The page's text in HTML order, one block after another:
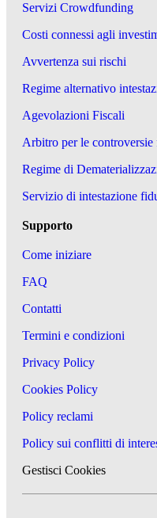
Servizi Crowdfunding
Costi connessi agli
Avvertenza sui rischi
Regime alternativo
Agevolazioni Fiscali
Arbitro per le controversie
Regime di
Servizio di intestazione
Supporto
Come iniziare
FAQ
Contatti
Termini e condizioni
Privacy Policy
Cookies Policy
Policy reclami
Policy sui conflitti di
Gestisci Cookies